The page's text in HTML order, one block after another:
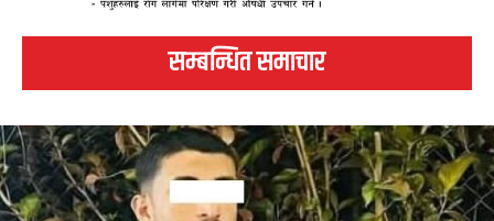
सम्बन्धित समाचार